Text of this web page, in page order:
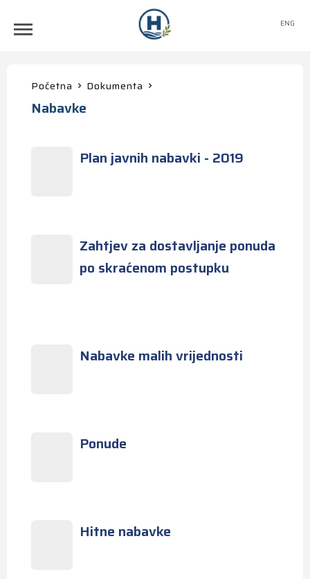
ENG
Početna Dokumenta
Nabavke
Plan javnih nabavki - 2019
Zahtjev za dostavljanje ponuda
po skraćenom postupku
Nabavke malih vrijednosti
Ponude
Hitne nabavke